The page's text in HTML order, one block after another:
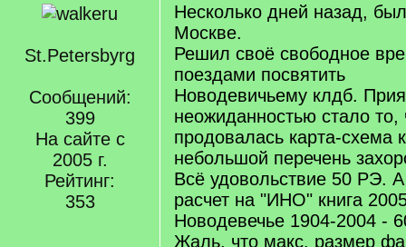
St.Petersbyrg
Сообщений:
399
На сайте с
2005 г.
Рейтинг:
353
Несколько дней назад,
Москве.
Решил своё свободное
поездами посвятить
Новодевичьему клдб.
неожиданностью стало то,
продовалась карта-схема
небольшой перечень
Всё удовольствие 50 РЭ.
расчет на "ИНО" книга
Новодевечье 1904-2004 -
Жаль, что макс. размер